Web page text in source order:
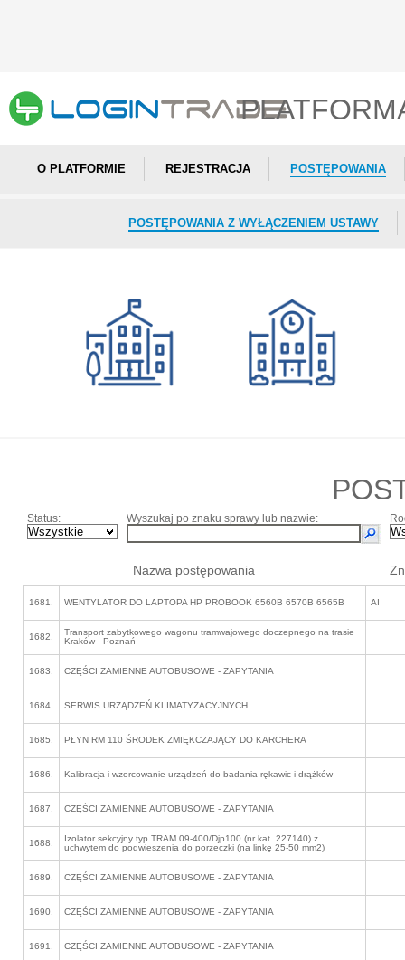
O PLATFORMIE REJESTRACJA POSTĘPOWANIA
POSTĘPOWANIA Z WYŁĄCZENIEM USTAWY
Status: Wyszukaj po znaku sprawy lub nazwie:
Nazwa postępowania
1681. WENTYLATOR DO LAPTOPA HP PROBOOK 6560B 6570B 6565B AI
1682.
Transport zabytkowego wagonu tramwajowego doczepnego na trasie
Kraków - Poznań
1683. CZĘŚCI ZAMIENNE AUTOBUSOWE - ZAPYTANIA
1684. SERWIS URZĄDZEŃ KLIMATYZACYJNYCH
1685. PŁYN RM 110 ŚRODEK ZMIĘKCZAJĄCY DO KARCHERA
1686. Kalibracja i wzorcowanie urządzeń do badania rękawic i drążków
1687. CZĘŚCI ZAMIENNE AUTOBUSOWE - ZAPYTANIA
1688.
Izolator sekcyjny typ TRAM 09-400/Djp100 (nr kat. 227140) z
uchwytem do podwieszenia do porzeczki (na linkę 25-50 mm2)
1689. CZĘŚCI ZAMIENNE AUTOBUSOWE - ZAPYTANIA
1690. CZĘŚCI ZAMIENNE AUTOBUSOWE - ZAPYTANIA
1691. CZĘŚCI ZAMIENNE AUTOBUSOWE - ZAPYTANIA